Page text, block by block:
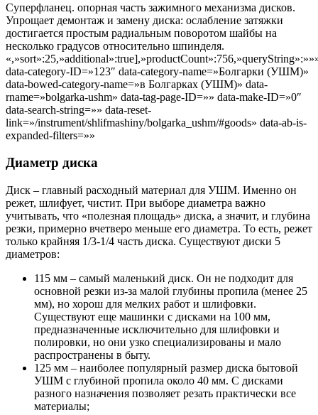
Суперфланец. опорная часть зажимного механизма дисков.
Упрощает демонтаж и замену диска: ослабление затяжки
достигается простым радиальным поворотом шайбы на
несколько градусов относительно шпинделя.
data-category-ID=»123″ data-category-name=»Болгарки (УШМ)»
data-bowed-category-name=»в Болгарках (УШМ)» data-
rname=»bolgarka-ushm» data-tag-page-ID=»» data-make-ID=»0″
data-search-string=»» data-reset-
link=»/instrument/shlifmashiny/bolgarka_ushm/#goods» data-ab-is-
expanded-filters=»»
Диаметр диска
Диск – главный расходный материал для УШМ. Именно он
режет, шлифует, чистит. При выборе диаметра важно
учитывать, что «полезная площадь» диска, а значит, и глубина
резки, примерно вчетверо меньше его диаметра. То есть, режет
только крайняя 1/3-1/4 часть диска. Существуют диски 5
диаметров:
115 мм – самый маленький диск. Он не подходит для
основной резки из-за малой глубины пропила (менее 25
мм), но хорош для мелких работ и шлифовки.
Существуют еще машинки с дисками на 100 мм,
предназначенные исключительно для шлифовки и
полировки, но они узко специализированы и мало
распространены в быту.
125 мм – наиболее популярный размер диска бытовой
УШМ с глубиной пропила около 40 мм. С дисками
разного назначения позволяет резать практически все
материалы;